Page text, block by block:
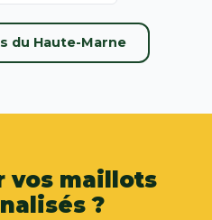
du Haute-Marne
vos maillots
?